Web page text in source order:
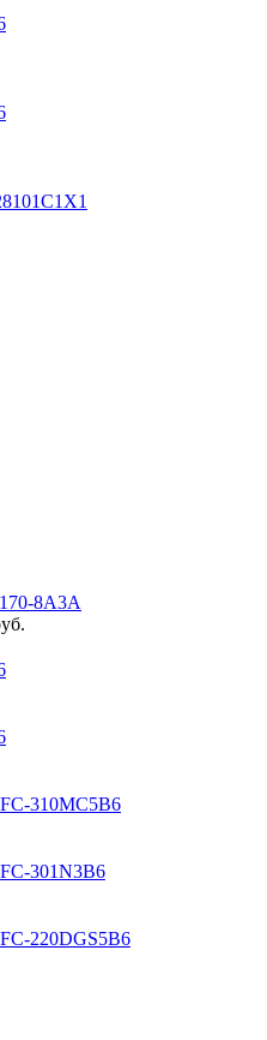
8A3A
310MC5B6
301N3B6
220DGS5B6